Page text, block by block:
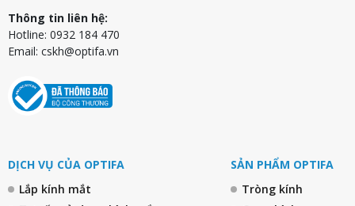
Thông tin liên hệ:
Hotline: 0932 184 470
Email: cskh@optifa.vn
DỊCH VỤ CỦA OPTIFA
Lắp kính mắt
SẢN PHẨM OPTIFA
Tròng kính